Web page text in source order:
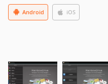
Android iOS